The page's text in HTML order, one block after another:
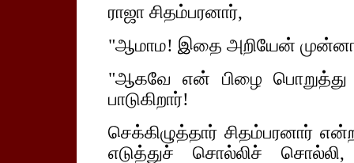
ராஜா சிதம்பரனார்,
"ஆமாம! இதை அறியேன்
"ஆகவே என் பிழை
பாடுகிறார்!
செக்கிழுத்தார் சிதம்பரனார்
எடுத்துச் சொல்லிச்